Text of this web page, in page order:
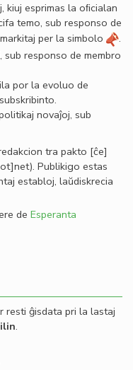
kiuj esprimas la oﬁcialan
temo, sub responso de
per la simbolo
.
responso de membro
por la evoluo de
novaĵoj, sub
tra pakto [ĉe]
. Publikigo estas
establoj, laŭdiskrecia
de Esperanta
resti ĝisdata pri la lastaj
.